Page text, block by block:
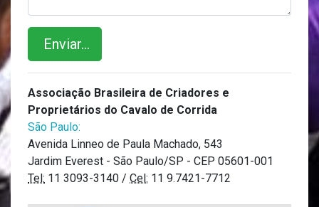
Enviar...
Associação Brasileira de Criadores e
Proprietários do Cavalo de Corrida
São Paulo:
Avenida Linneo de Paula Machado, 543
Jardim Everest - São Paulo/SP - CEP 05601-001
Tel: 11 3093-3140 / Cel: 11 9.7421-7712